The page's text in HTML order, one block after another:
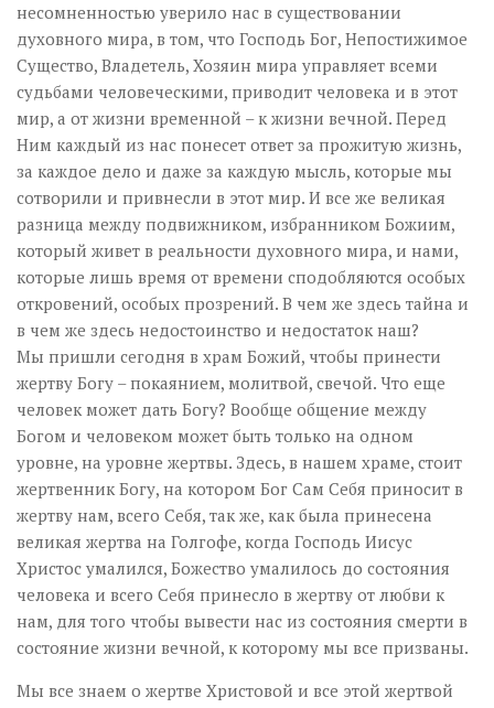
несомненностью уверило нас в существовании
духовного мира, в том, что Господь Бог, Непостижимое
Существо, Владетель, Хозяин мира управляет всеми
судьбами человеческими, приводит человека и в этот
мир, а от жизни временной – к жизни вечной. Перед
Ним каждый из нас понесет ответ за прожитую жизнь,
за каждое дело и даже за каждую мысль, которые мы
сотворили и привнесли в этот мир. И все же великая
разница между подвижником, избранником Божиим,
который живет в реальности духовного мира, и нами,
которые лишь время от времени сподобляются особых
откровений, особых прозрений. В чем же здесь тайна и
в чем же здесь недостоинство и недостаток наш?
Мы пришли сегодня в храм Божий, чтобы принести
жертву Богу – покаянием, молитвой, свечой. Что еще
человек может дать Богу? Вообще общение между
Богом и человеком может быть только на одном
уровне, на уровне жертвы. Здесь, в нашем храме, стоит
жертвенник Богу, на котором Бог Сам Себя приносит в
жертву нам, всего Себя, так же, как была принесена
великая жертва на Голгофе, когда Господь Иисус
Христос умалился, Божество умалилось до состояния
человека и всего Себя принесло в жертву от любви к
нам, для того чтобы вывести нас из состояния смерти в
состояние жизни вечной, к которому мы все призваны.
Мы все знаем о жертве Христовой и все этой жертвой